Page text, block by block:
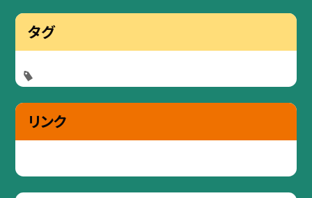
タグ
リンク